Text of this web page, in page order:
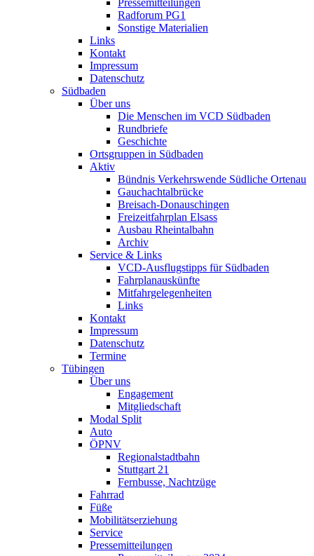
Pressemitteilungen
Radforum PG1
Sonstige Materialien
Links
Kontakt
Impressum
Datenschutz
Südbaden
Über uns
Die Menschen im VCD Südbaden
Rundbriefe
Geschichte
Ortsgruppen in Südbaden
Aktiv
Bündnis Verkehrswende Südliche Ortenau
Gauchachtalbrücke
Breisach-Donauschingen
Freizeitfahrplan Elsass
Ausbau Rheintalbahn
Archiv
Service & Links
VCD-Ausflugstipps für Südbaden
Fahrplanauskünfte
Mitfahrgelegenheiten
Links
Kontakt
Impressum
Datenschutz
Termine
Tübingen
Über uns
Engagement
Mitgliedschaft
Modal Split
Auto
ÖPNV
Regionalstadtbahn
Stuttgart 21
Fernbusse, Nachtzüge
Fahrrad
Füße
Mobilitätserziehung
Service
Pressemitteilungen